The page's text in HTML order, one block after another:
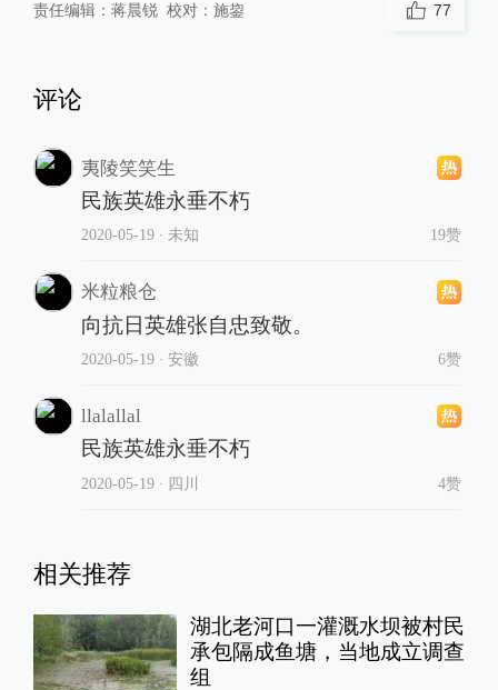
责任编辑： 蒋晨锐 校对： 施鋆 77
评论
夷陵笑笑生
民族英雄永垂不朽
2020-05-19∙ 未知 19赞
米粒粮仓
向抗日英雄张自忠致敬。
2020-05-19∙ 安徽 6赞
llalallal
民族英雄永垂不朽
2020-05-19∙ 四川 4赞
相关推荐
湖北老河口一灌溉水坝被村民
承包隔成鱼塘，当地成立调查
组